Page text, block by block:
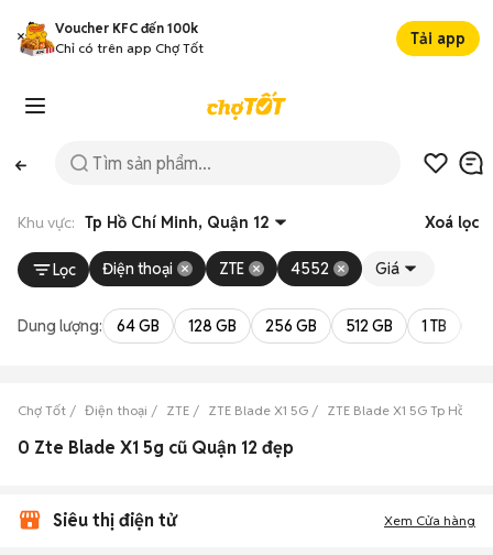
Voucher KFC đến 100k
Chỉ có trên app Chợ Tốt
Tải app
Khu vực: Tp Hồ Chí Minh, Quận 12 Xoá lọc
Lọc Điện thoại ZTE 4552 Giá
Dung lượng: 64 GB 128 GB 256 GB 512 GB 1 TB
Chợ Tốt Điện thoại ZTE ZTE Blade X1 5G ZTE Blade X1 5G Tp Hồ
0 Zte Blade X1 5g cũ Quận 12 đẹp
Siêu thị điện tử Xem Cửa hàng